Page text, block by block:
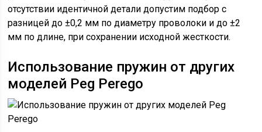
отсутствии идентичной детали допустим подбор с
разницей до ±0,2 мм по диаметру проволоки и до ±2
мм по длине, при сохранении исходной жесткости.
Использование пружин от других
моделей Peg Perego